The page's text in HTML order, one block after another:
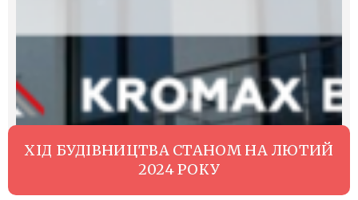
ХІД БУДІВНИЦТВА СТАНОМ НА ЛЮТИЙ
2024 РОКУ